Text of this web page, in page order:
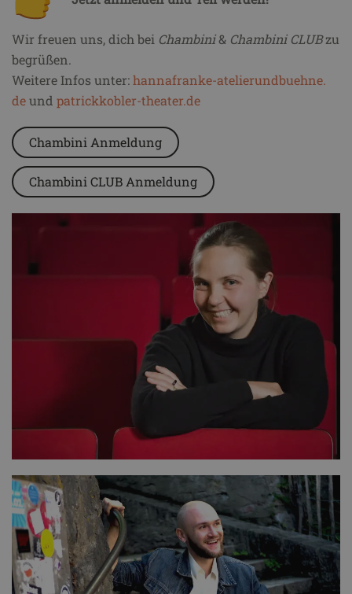
Wir freuen uns, dich bei Chambini& Chambini CLUBzu
begrüßen.
Weitere Infos unter:hannafranke-atelierundbuehne.
deund patrickkobler-theater.de
Chambini Anmeldung
Chambini CLUB Anmeldung